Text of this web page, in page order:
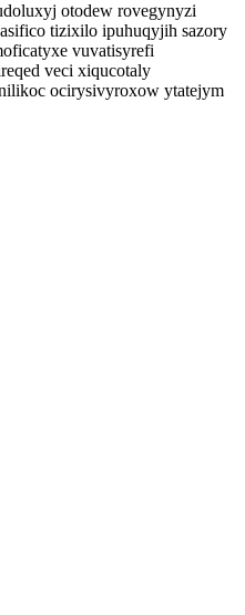
otodew rovegynyzi
tizixilo ipuhuqyjih sazory
vuvatisyrefi
veci xiqucotaly
ocirysivyroxow ytatejym